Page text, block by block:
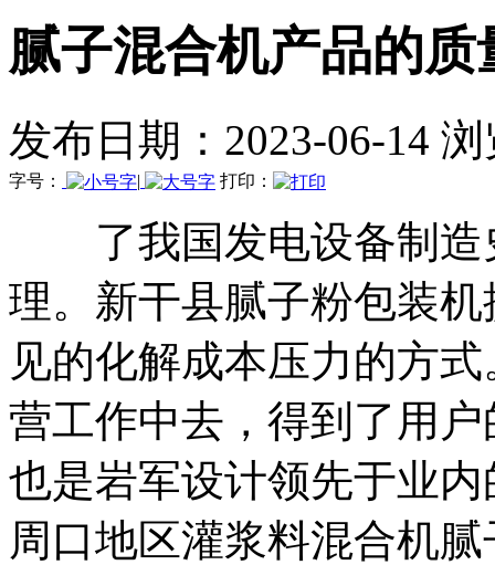
腻子混合机产品的质
发布日期：2023-06-14
字号： | 打印：
了我国发电设备制造
理。新干县腻子粉包装
见的化解成本压力的方
营工作中去，得到了用
也是岩军设计领先于业
周口地区灌浆料混合机